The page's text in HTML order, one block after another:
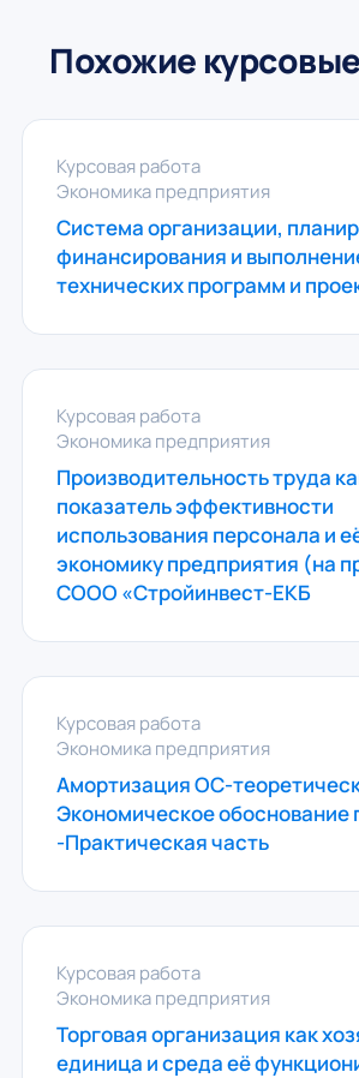
Похожие
Курсовая работа
Экономика предприятия
Система организации,
финансирования и
технических программ и
Курсовая работа
Экономика предприятия
Производительность труда
показатель эффективности
использования персонала и
экономику предприятия (на
СООО «Стройинвест-ЕКБ
Курсовая работа
Экономика предприятия
Амортизация ОС-
Экономическое обоснование
-Практическая часть
Курсовая работа
Экономика предприятия
Торговая организация как
единица и среда её